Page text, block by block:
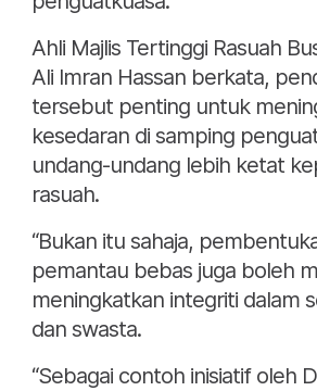
Ahli Majlis Tertinggi Rasuah
Ali Imran Hassan berkata,
tersebut penting untuk
kesedaran di samping
undang-undang lebih ketat
rasuah.
“Bukan itu sahaja,
pemantau bebas juga boleh
meningkatkan integriti dalam
dan swasta.
“Sebagai contoh inisiatif oleh